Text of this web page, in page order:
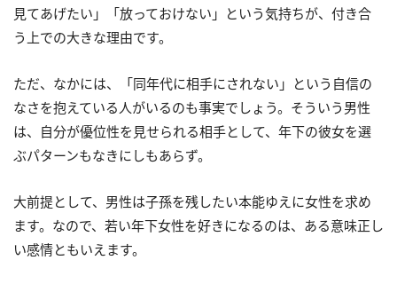
見てあげたい」「放っておけない」という気持ちが、付き合
う上での大きな理由です。
ただ、なかには、「同年代に相手にされない」という自信の
なさを抱えている人がいるのも事実でしょう。そういう男性
は、自分が優位性を見せられる相手として、年下の彼女を選
ぶパターンもなきにしもあらず。
大前提として、男性は子孫を残したい本能ゆえに女性を求め
ます。なので、若い年下女性を好きになるのは、ある意味正し
い感情ともいえます。